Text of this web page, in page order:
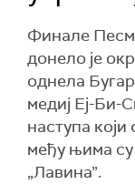
Финале
донело је
однела
медиј Еј-Би-
наступа
међу њима
„Лавина”.